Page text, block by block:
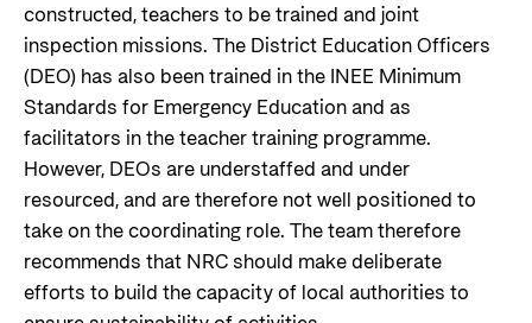
constructed, teachers to be trained and joint
inspection missions. The District Education Officers
(DEO) has also been trained in the INEE Minimum
Standards for Emergency Education and as
facilitators in the teacher training programme.
However, DEOs are understaffed and under
resourced, and are therefore not well positioned to
take on the coordinating role. The team therefore
recommends that NRC should make deliberate
efforts to build the capacity of local authorities to